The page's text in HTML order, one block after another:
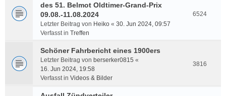
des 51. Belmot Oldtimer-Grand-Prix
09.08.-11.08.2024
Letzter Beitrag von Heiko « 30. Jun 2024, 09:57
Verfasst in Treffen
6524
Schöner Fahrbericht eines 1900ers
Letzter Beitrag von berserker0815 «
16. Jun 2024, 19:58
Verfasst in Videos & Bilder
3816